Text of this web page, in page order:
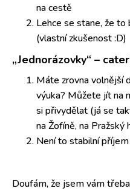
na cestě
Lehce se stane, že
(vlastní zkušenost :D)
„Jednorázovky“ –
Máte zrovna volnější
výuka? Můžete jít na
si přivydělat (já se
na Žofíně, na Pražský
Není to stabilní příjem
Doufám, že jsem vám